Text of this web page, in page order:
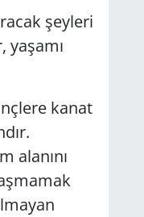
şeyleri
yaşamı
kanat
alanını